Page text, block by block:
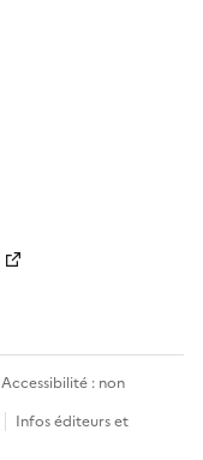
Accessibilité : non
Infos éditeurs et